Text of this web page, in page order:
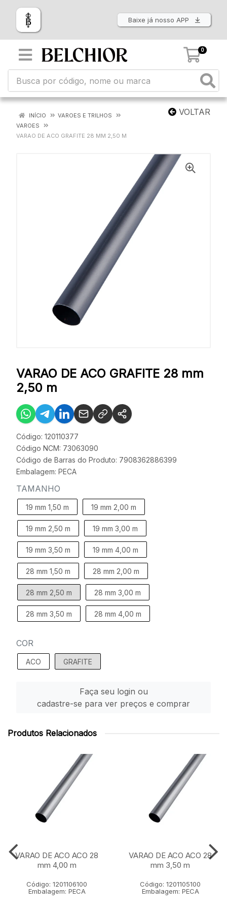
Baixe já nosso APP
0
VOLTAR
INÍCIO
VAROES E TRILHOS
VAROES
VARAO DE ACO GRAFITE 28 MM 2,50 M
VARAO DE ACO GRAFITE 28 mm
2,50 m
Código: 120110377
Código NCM: 73063090
Código de Barras do Produto: 7908362886399
Embalagem: PECA
TAMANHO
19 mm 1,50 m 19 mm 2,00 m
19 mm 2,50 m 19 mm 3,00 m
19 mm 3,50 m 19 mm 4,00 m
28 mm 1,50 m 28 mm 2,00 m
28 mm 2,50 m 28 mm 3,00 m
28 mm 3,50 m 28 mm 4,00 m
COR
ACO GRAFITE
Faça seu login ou
cadastre-se para ver preços e comprar
Produtos Relacionados
VARAO DE ACO ACO 28
mm 4,00 m
Código: 1201106100
Embalagem: PECA
VARAO DE ACO ACO 28
mm 3,50 m
Código: 1201105100
Embalagem: PECA